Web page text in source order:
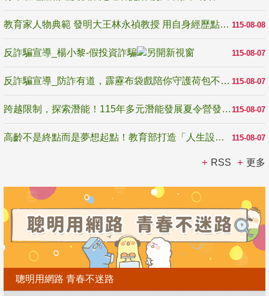
115-08-08
教育家人物典範 發明大王林永禎教授 用自身經歷點亮學生的路
115-08-07
反詐騙宣導_楊小黎-假投資詐騙
115-08-07
反詐騙宣導_防詐有道，霹靂布袋戲陪你守護荷包不受騙
115-08-07
跨越限制，探索潛能！115年多元潛能發展夏令營發掘生命無限可能
115-08-07
高齡不是終點而是夢想起點！教育部打造「人生設計夢工場」 參展第3屆高齡健康產業博覽會
RSS 更多
聰明用網路 青春不迷路